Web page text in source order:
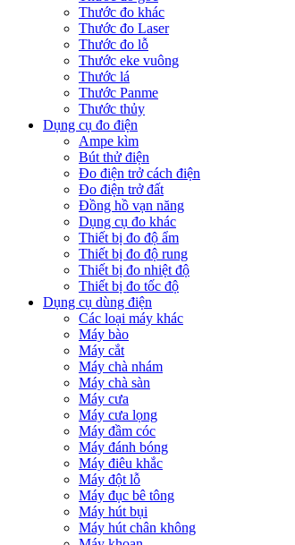
Thước đo khác
Thước đo Laser
Thước đo lỗ
Thước eke vuông
Thước lá
Thước Panme
Thước thủy
Dụng cụ đo điện
Ampe kìm
Bút thử điện
Đo điện trở cách điện
Đo điện trở đất
Đồng hồ vạn năng
Dụng cụ đo khác
Thiết bị đo độ ẩm
Thiết bị đo độ rung
Thiết bị đo nhiệt độ
Thiết bị đo tốc độ
Dụng cụ dùng điện
Các loại máy khác
Máy bào
Máy cắt
Máy chà nhám
Máy chà sàn
Máy cưa
Máy cưa lọng
Máy đầm cóc
Máy đánh bóng
Máy điêu khắc
Máy đột lỗ
Máy đục bê tông
Máy hút bụi
Máy hút chân không